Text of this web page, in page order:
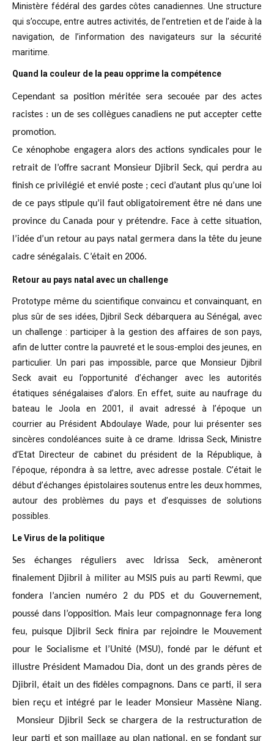
Ministère fédéral des gardes côtes canadiennes. Une structure
qui s’occupe, entre autres activités, de l’entretien et de l’aide à la
navigation, de l’information des navigateurs sur la sécurité
maritime.
Quand la couleur de la peau opprime la compétence
Cependant sa position méritée sera secouée par des actes
racistes : un de ses collègues canadiens ne put accepter cette
promotion.
Ce xénophobe engagera alors des actions syndicales pour le
retrait de l’offre sacrant Monsieur Djibril Seck, qui perdra au
finish ce privilégié et envié poste ; ceci d’autant plus qu’une loi
de ce pays stipule qu’il faut obligatoirement être né dans une
province du Canada pour y prétendre. Face à cette situation,
l’idée d’un retour au pays natal germera dans la tête du jeune
cadre sénégalais. C’était en 2006.
Retour au pays natal avec un challenge
Prototype même du scientifique convaincu et convainquant, en
plus sûr de ses idées, Djibril Seck débarquera au Sénégal, avec
un challenge : participer à la gestion des affaires de son pays,
afin de lutter contre la pauvreté et le sous-emploi des jeunes, en
particulier. Un pari pas impossible, parce que Monsieur Djibril
Seck avait eu l’opportunité d’échanger avec les autorités
étatiques sénégalaises d’alors. En effet, suite au naufrage du
bateau le Joola en 2001, il avait adressé à l’époque un
courrier au Président Abdoulaye Wade, pour lui présenter ses
sincères condoléances suite à ce drame. Idrissa Seck, Ministre
d’Etat Directeur de cabinet du président de
la République, à
l’époque, répondra à sa lettre, avec adresse postale. C’était le
début d’échanges épistolaires soutenus entre les deux hommes,
autour des problèmes du pays et d’esquisses de solutions
possibles.
Le Virus de la politique
Ses échanges réguliers avec Idrissa Seck, amèneront
finalement Djibril à militer au MSIS puis au parti Rewmi, que
fondera l’ancien numéro 2 du PDS et du Gouvernement,
poussé dans l’opposition. Mais leur compagnonnage fera long
feu, puisque Djibril Seck finira par rejoindre le Mouvement
pour le Socialisme et l’Unité (MSU), fondé par le défunt et
illustre Président Mamadou Dia, dont un des grands pères de
Djibril, était un des fidèles compagnons. Dans ce parti, il sera
bien reçu et intégré par le leader Monsieur Massène Niang.
Monsieur Djibril Seck se chargera de la restructuration de
leur parti et son maillage au plan national, en se fondant sur